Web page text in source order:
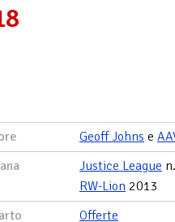
Geoff Johns e
Justice League
RW-Lion 2013
Offerte